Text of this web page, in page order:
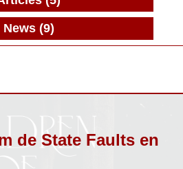
News (9)
de State Faults en